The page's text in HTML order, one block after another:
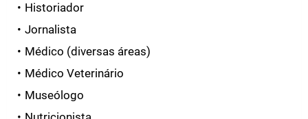
Historiador
Jornalista
Médico (diversas áreas)
Médico Veterinário
Museólogo